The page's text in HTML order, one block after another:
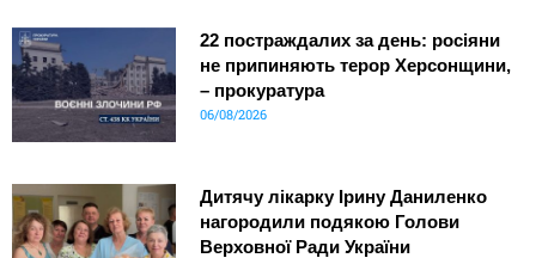
22 постраждалих за день: росіяни
не припиняють терор Херсонщини,
– прокуратура
06/08/2026
Дитячу лікарку Ірину Даниленко
нагородили подякою Голови
Верховної Ради України